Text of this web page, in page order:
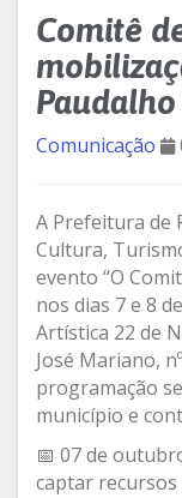
Comitê
Paudalho
Comunicação
A Prefeitura de
Cultura,
evento “O
nos dias 7 e 8
Artística 22 de
José Mariano,
programação
município e
📅 07 de
captar recursos